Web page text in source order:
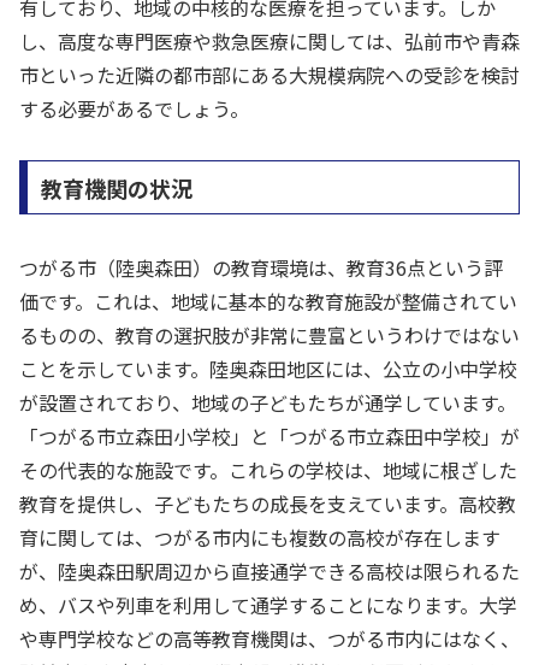
有しており、地域の中核的な医療を担っています。しか
し、高度な専門医療や救急医療に関しては、弘前市や青森
市といった近隣の都市部にある大規模病院への受診を検討
する必要があるでしょう。
教育機関の状況
つがる市（陸奥森田）の教育環境は、教育36点という評
価です。これは、地域に基本的な教育施設が整備されてい
るものの、教育の選択肢が非常に豊富というわけではない
ことを示しています。陸奥森田地区には、公立の小中学校
が設置されており、地域の子どもたちが通学しています。
「つがる市立森田小学校」と「つがる市立森田中学校」が
その代表的な施設です。これらの学校は、地域に根ざした
教育を提供し、子どもたちの成長を支えています。高校教
育に関しては、つがる市内にも複数の高校が存在します
が、陸奥森田駅周辺から直接通学できる高校は限られるた
め、バスや列車を利用して通学することになります。大学
や専門学校などの高等教育機関は、つがる市内にはなく、